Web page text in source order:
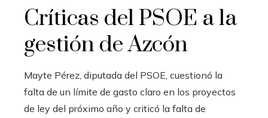
Críticas del PSOE a la
gestión de Azcón
Mayte Pérez, diputada del PSOE, cuestionó la
falta de un límite de gasto claro en los proyectos
de ley del próximo año y criticó la falta de